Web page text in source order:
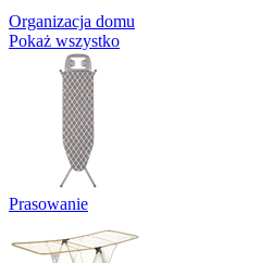
Organizacja domu
Pokaż wszystko
Prasowanie